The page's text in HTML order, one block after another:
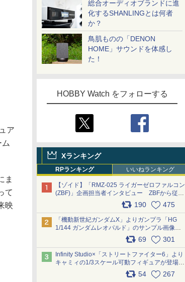
総合オーディオブランドに進
化するSHANLINGとは何者
か？
鳥肌ものの「DENON
HOME」サウンドを体感し
た！
HOBBY Watch をフォローする
Xランキング
RPランキング いいねランキング
【ゾイド】「RMZ-025 ライガーゼロファルコン
(ZBF)」企画担当者インタビュー ZBFから従来
デザインまで再現可能なボリューム満点のキッ
ト pic.x.com/6zOqQAQKkX
190 475
「機動新世紀ガンダムX」よりガンプラ「HG
1/144 ガンダムレオパルド」のサンプル画像が
69 301
Infinity Studio×「ストリートファイター6」より
キャミィの1/3スケール可動フィギュアが登場
54 267
ア
ま
て
映